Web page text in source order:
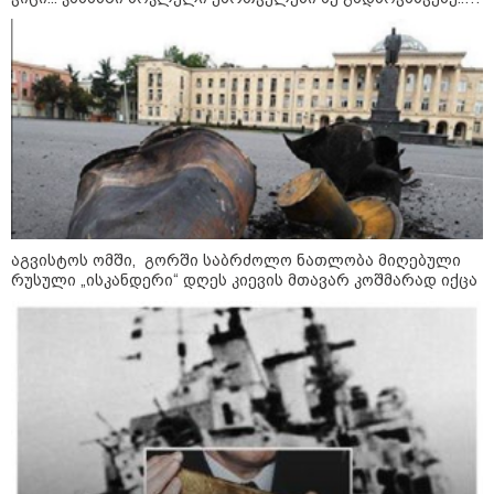
ცნობილ "ტიკტოკერს" ლაივის
დროს ესროლეს, ის ადგილზე
გარდაიცვალა - რას ამბობს
მომხდარზე მექსიკის პოლიცია
კატეგორიის ყველა სიახლე
2008 წლის რუსეთ-საქართველოს
ომის მე-18 წლისთავთან
დაკავშირებით ადმინისტრაციულ
შენობებზე სახელმწიფო დროშები
დაეშვა
გიორგი ბარამიძე - ომის პირველ
დღეებში, ტყვეების გაცვლის, თუ
სხვა მძიმე პროცესების
ბარამიძე კი ტყუის"
აგვისტოს ომში, გორში საბრძოლო ნათლობა მიღებული
რუსული „ისკანდერი“ დღეს კიევის მთავარ კოშმარად იქცა